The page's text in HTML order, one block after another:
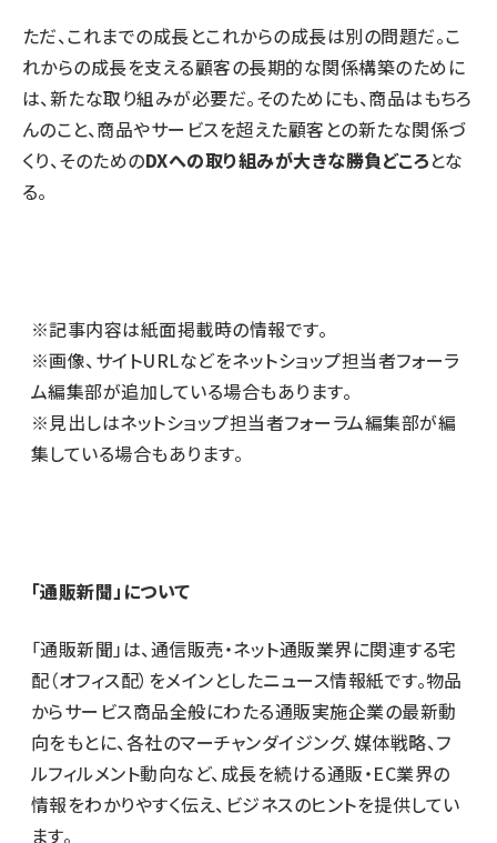
ただ、これまでの成長とこれからの成長は別の問題だ。こ
れからの成長を支える顧客の長期的な関係構築のために
は、新たな取り組みが必要だ。そのためにも、商品はもちろ
んのこと、商品やサービスを超えた顧客との新たな関係づ
くり、そのためのDXへの取り組みが大きな勝負どころとな
る。
※記事内容は紙面掲載時の情報です。
※画像、サイトURLなどをネットショップ担当者フォーラ
ム編集部が追加している場合もあります。
※見出しはネットショップ担当者フォーラム編集部が編
集している場合もあります。
「通販新聞」について
「通販新聞」は、通信販売・ネット通販業界に関連する宅
配（オフィス配）をメインとしたニュース情報紙です。物品
からサービス商品全般にわたる通販実施企業の最新動
向をもとに、各社のマーチャンダイジング、媒体戦略、フ
ルフィルメント動向など、成長を続ける通販・EC業界の
情報をわかりやすく伝え、ビジネスのヒントを提供してい
ます。